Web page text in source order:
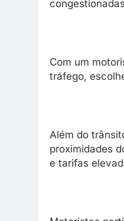
Com um
tráfego,
Além do
proximidades
e tarifas